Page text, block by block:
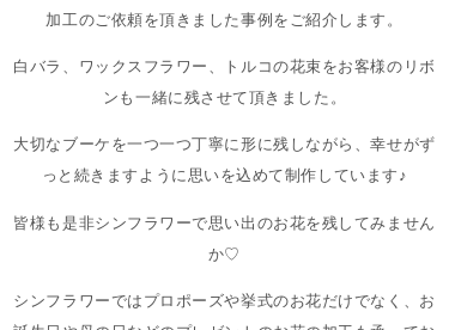
加工のご依頼を頂きました事例をご紹介します。
白バラ、ワックスフラワー、トルコの花束をお客様のリボ
ンも一緒に残させて頂きました。
大切なブーケを一つ一つ丁寧に形に残しながら、幸せがず
っと続きますように思いを込めて制作しています♪
皆様も是非シンフラワーで思い出のお花を残してみません
か♡
シンフラワーではプロポーズや挙式のお花だけでなく、お